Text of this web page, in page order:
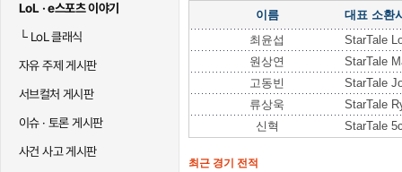
LoL · e스포츠 이야기
└LoL 클래식
자유 주제 게시판
서브컬처 게시판
이슈 · 토론 게시판
사건 사고 게시판
이름
대표 소환
최윤섭
StarTale
원상연
StarTale
고동빈
StarTale
류상욱
StarTale
신혁
StarTale
최근 경기 전적